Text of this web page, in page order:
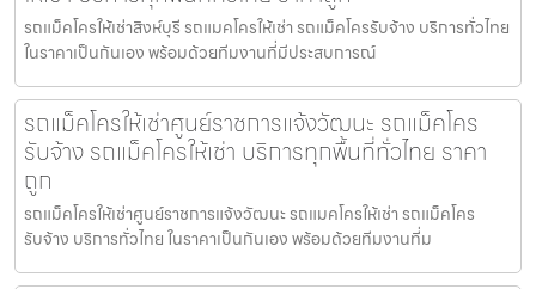
รถแม็คโครให้เช่าสิงห์บุรี รถแมคโครให้เช่า รถแม็คโครรับจ้าง บริการทั่วไทย
ในราคาเป็นกันเอง พร้อมด้วยทีมงานที่มีประสบการณ์
รถแม็คโครให้เช่าศูนย์ราชการแจ้งวัฒนะ รถแม็คโคร
รับจ้าง รถแม็คโครให้เช่า บริการทุกพื้นที่ทั่วไทย ราคา
ถูก
รถแม็คโครให้เช่าศูนย์ราชการแจ้งวัฒนะ รถแมคโครให้เช่า รถแม็คโคร
รับจ้าง บริการทั่วไทย ในราคาเป็นกันเอง พร้อมด้วยทีมงานที่ม